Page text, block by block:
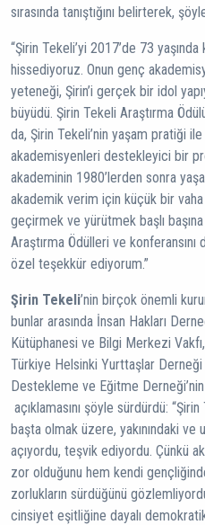
sırasında tanıştığını belirterek,
“Şirin Tekeli’yi 2017’de 73
hissediyoruz. Onun genç
yeteneği, Şirin’i gerçek bir idol
büyüdü. Şirin Tekeli Araştırma
da, Şirin Tekeli’nin yaşam pratiği
akademisyenleri destekleyici bir
akademinin 1980’lerden sonra
akademik verim için küçük bir
geçirmek ve yürütmek başlı
Araştırma Ödülleri ve
özel teşekkür ediyorum.”
Şirin Tekeli’nin birçok önemli
bunlar arasında İnsan Hakları
Kütüphanesi ve Bilgi Merkezi Vakfı,
Türkiye Helsinki Yurttaşlar Derneği
Destekleme ve Eğitme
açıklamasını şöyle sürdürdü:
başta olmak üzere, yakınındaki ve
açıyordu, teşvik ediyordu. Çünkü
zor olduğunu hem kendi
zorlukların sürdüğünü
cinsiyet eşitliğine dayalı